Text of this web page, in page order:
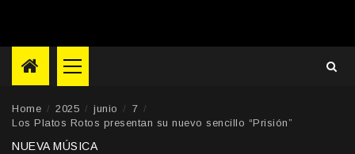
Primary
Menu
Home 2025 junio
7
Los Platos Rotos presentan su nuevo sencillo “Prisión”
NUEVA MÚSICA